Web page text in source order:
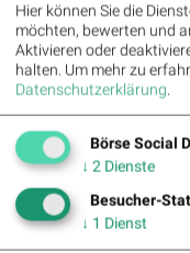
Hier können Sie die
möchten, bewerten und
Aktivieren oder
halten. Um mehr zu
Datenschutzerklärung.
Börse Social
↓ 2 Dienste
Besucher-
↓ 1 Dienst